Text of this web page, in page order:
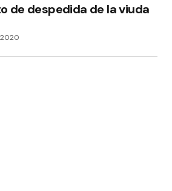
de despedida de la viuda